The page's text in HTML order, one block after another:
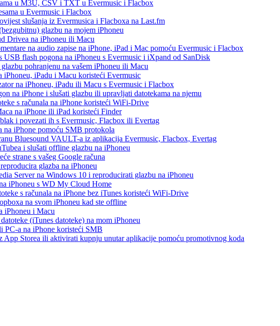
u M3U, CSV i TXT u Evermusic i Flacbox
u Evermusic i Flacbox
slušanja iz Evermusica i Flacboxa na Last.fm
glazbu na mojem iPhoneu
Drivea na iPhoneu ili Macu
na audio zapise na iPhone, iPad i Mac pomoću Evermusic i Flacbox
USB flash pogona na iPhoneu s Evermusic i iXpand od SanDisk
pohranjenu na vašem iPhoneu ili Macu
iPhoneu, iPadu i Macu koristeći Evermusic
na iPhoneu, iPadu ili Macu s Evermusic i Flacbox
na iPhone i slušati glazbu ili upravljati datotekama na njemu
s računala na iPhone koristeći WiFi-Drive
na iPhone ili iPad koristeći Finder
i povezati ih s Evermusic, Flacbox ili Evertag
na iPhone pomoću SMB protokola
Bluesound VAULT-a iz aplikacija Evermusic, Flacbox, Evertag
i slušati offline glazbu na iPhoneu
strane s vašeg Google računa
glazba na iPhoneu
Server na Windows 10 i reproducirati glazbu na iPhoneu
iPhoneu s WD My Cloud Home
s računala na iPhone bez iTunes koristeći WiFi-Drive
na svom iPhoneu kad ste offline
iPhoneu i Macu
(iTunes datoteke) na mom iPhoneu
PC-a na iPhone koristeći SMB
App Storea ili aktivirati kupnju unutar aplikacije pomoću promotivnog koda